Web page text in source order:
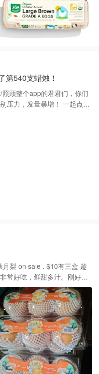
第540支蜡烛！
顾整个app的君君们，你们
发量暴增！ 一起点亮
. $10有三盒 趁